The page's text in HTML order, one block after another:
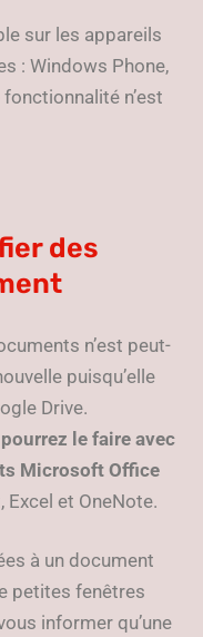
sur les appareils
: Windows Phone,
n’est
des
n’est peut-
puisqu’elle
Drive.
le faire avec
Microsoft Office
et OneNote.
à un document
petites fenêtres
informer qu’une